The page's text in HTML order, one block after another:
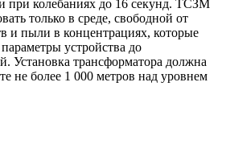
при колебаниях до 16 секунд. ТСЗМ
только в среде, свободной от
и пыли в концентрациях, которые
устройства до
Установка трансформатора должна
не более 1 000 метров над уровнем